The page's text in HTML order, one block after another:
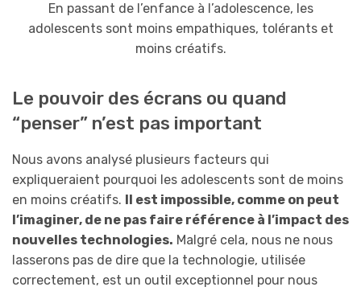
En passant de l’enfance à l’adolescence, les
adolescents sont moins empathiques, tolérants et
moins créatifs.
Le pouvoir des écrans ou quand
“penser” n’est pas important
Nous avons analysé plusieurs facteurs qui
expliqueraient pourquoi les adolescents sont de moins
en moins créatifs.
Il est impossible, comme on peut
l’imaginer, de ne pas faire référence à l’impact des
nouvelles technologies. Malgré cela, nous ne nous
lasserons pas de dire que la technologie, utilisée
correctement, est un outil exceptionnel pour nous